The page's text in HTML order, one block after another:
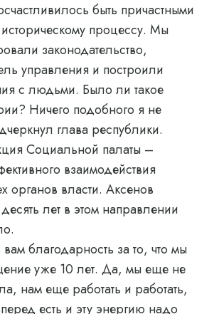
быть причастными
процессу. Мы
законодательство,
управления и построили
с людьми. Было ли такое
Ничего подобного я не
глава республики.
Социальной палаты –
взаимодействия
органов власти. Аксенов
лет в этом направлении
вам благодарность за то, что мы
уже 10 лет. Да, мы еще не
нам еще работать и работать,
есть и эту энергию надо